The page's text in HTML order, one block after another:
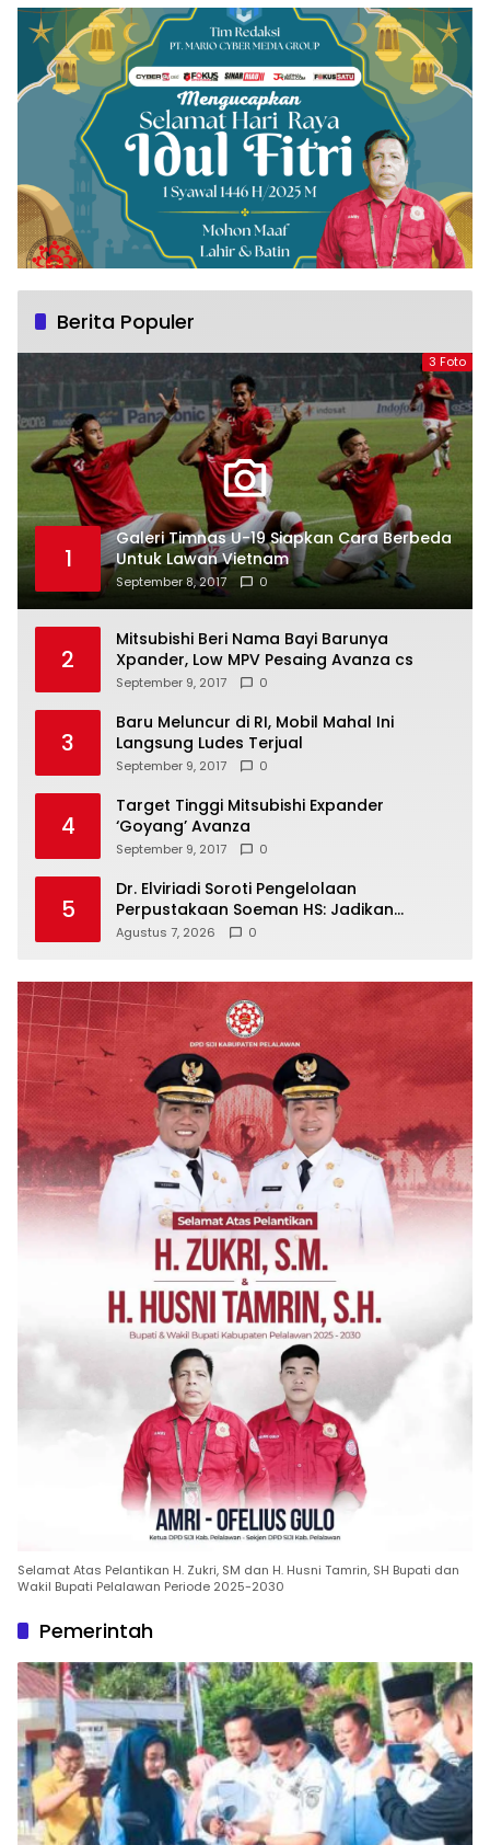
Berita Populer
3 Foto
1
Galeri Timnas U-19 Siapkan Cara Berbeda
Untuk Lawan Vietnam
September 8, 2017 0
2
Mitsubishi Beri Nama Bayi Barunya
Xpander, Low MPV Pesaing Avanza cs
September 9, 2017 0
3
Baru Meluncur di RI, Mobil Mahal Ini
Langsung Ludes Terjual
September 9, 2017 0
4
Target Tinggi Mitsubishi Expander
‘Goyang’ Avanza
September 9, 2017 0
5
Dr. Elviriadi Soroti Pengelolaan
Perpustakaan Soeman HS: Jadikan
Lokomotif Budaya dan Kawah
Agustus 7, 2026 0
Selamat Atas Pelantikan H. Zukri, SM dan H. Husni Tamrin, SH Bupati dan
Wakil Bupati Pelalawan Periode 2025-2030
Pemerintah